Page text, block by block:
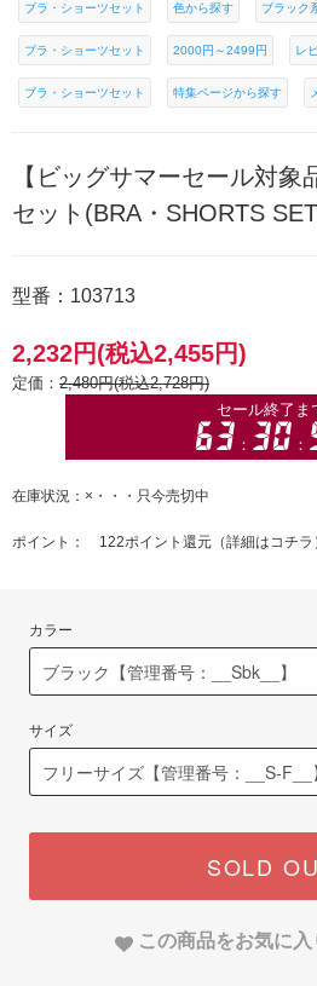
ブラ・ショーツセット 色から探す ブラック
ブラ・ショーツセット 2000円～2499円 レ
ブラ・ショーツセット 特集ページから探す
【ビッグサマーセール対象
セット(BRA・SHORTS
型番：103713
2,232円(税込2,455円)
定価： 2,480円(税込2,728円)
在庫状況：×・・・只今売切中
ポイント： 122ポイント還元（詳細はコチラ
カラー
サイズ
SOLD
この商品をお気に